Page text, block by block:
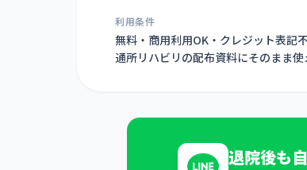
利用条件
無料・商用利用OK・クレジット表記
通所リハビリの配布資料にそのまま
退院後も